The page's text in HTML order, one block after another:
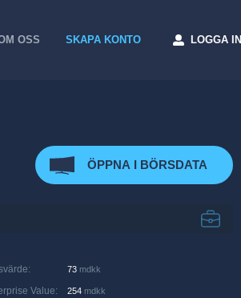
OSS SKAPA KONTO LOGGA IN
ÖPPNA I BÖRSDATA
: 73 mdkk
Value: 254 mdkk